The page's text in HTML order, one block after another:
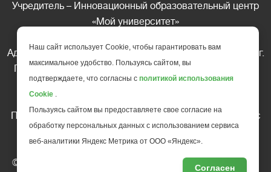
Учредитель – Инновационный образовательный центр
«Мой университет»
Адрес редакции: 185035 Россия, Республика Карелия, г.
Петрозаводск, ул. Фридриха Энгельса д.10, офис 211
Телефон редакции: +7 (499) 685-10-45
Перепечатка материалов газеты допускается только c
письменного разрешения редакции
Ссылка на «Газету педагогов» обязательна.
© АНО ДПО "Инновационный образовательный центр
Наш сайт использует Cookie, чтобы гарантировать вам
максимальное удобство. Пользуясь сайтом, вы
подтверждаете, что согласны с политикой использования
Cookie .
Пользуясь сайтом вы предоставляете свое согласие на
обработку персональных данных с использованием сервиса
веб-аналитики Яндекс Метрика от ООО «Яндекс».
Согласен